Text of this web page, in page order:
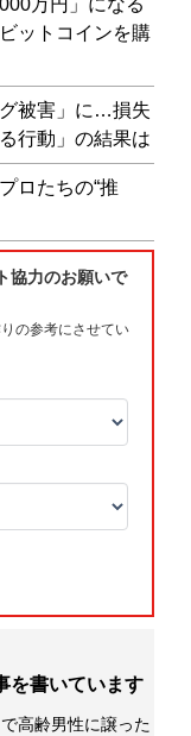
ットコインを購
被害」に…損失
行動」の結果は
ロたちの“推
を書いています
高齢男性に譲った